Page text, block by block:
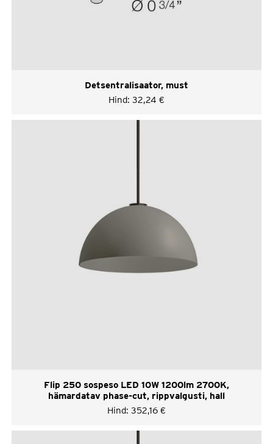
Detsentralisaator, must
Hind: 32,24 €
Flip 250 sospeso LED 10W 1200lm 2700K,
hämardatav phase-cut, rippvalgusti, hall
Hind: 352,16 €